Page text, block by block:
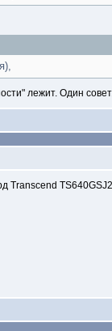
лежит. Один
Transcend